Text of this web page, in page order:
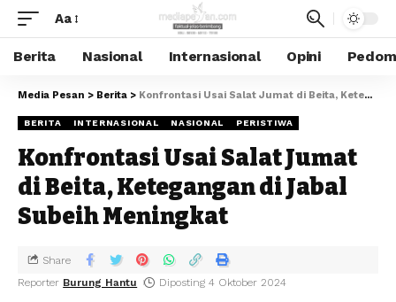
Aa
Berita Nasional Internasional Opini
Media Pesan > Berita > Konfrontasi Usai Salat Jumat di Beita, Ketegangan di Jabal Subeih Meningkat
BERITA INTERNASIONAL NASIONAL PERISTIWA
Konfrontasi Usai Salat Jumat
di Beita, Ketegangan di Jabal
Subeih Meningkat
Reporter Burung Hantu Diposting 4 Oktober 2024
Share